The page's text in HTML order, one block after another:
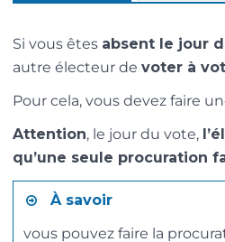
Si vous êtes absent le jour
autre électeur de voter à
Pour cela, vous devez faire
Attention, le jour du vote,
qu’une seule procuration
À savoir
vous pouvez faire la